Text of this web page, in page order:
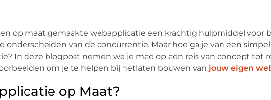
op maat gemaakte webapplicatie een krachtig hulpmiddel voor
van de concurrentie. Maar hoe ga je van een
In deze blogpost nemen we je mee op een reis van concept tot
om je te helpen bij hetlaten bouwen van jouw eigen
op Maat?